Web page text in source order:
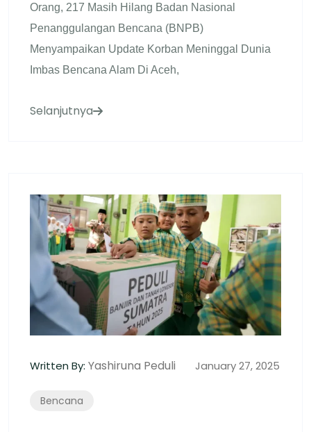
Orang, 217 Masih Hilang Badan Nasional
Penanggulangan Bencana (BNPB)
Menyampaikan Update Korban Meninggal Dunia
Imbas Bencana Alam Di Aceh,
Selanjutnya
Written By: Yashiruna Peduli January 27, 2025
Bencana